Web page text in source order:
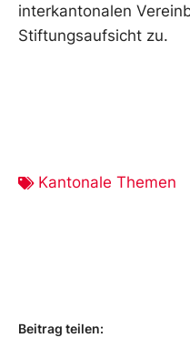
interkantonalen
Stiftungsaufsicht zu.
Kantonale Themen
Beitrag teilen: